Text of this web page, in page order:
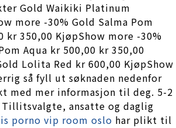
Gold Waikiki Platinum
more -30% Gold Salma Pom
kr 350,00 KjøpShow more -30%
Aqua kr 500,00 kr 350,00
Lolita Red kr 600,00 KjøpShow
så fyll ut søknaden nedenfor
med mer informasjon til deg. 5-2
ansatte og daglig
porno vip room oslo har plikt til